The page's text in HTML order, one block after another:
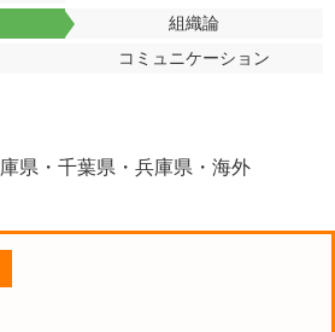
組織論
コミュニケーション
県・千葉県・兵庫県・海外